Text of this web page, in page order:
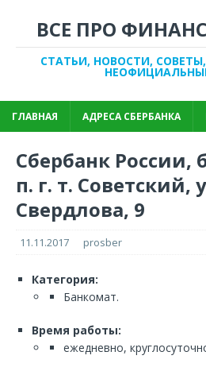
ВСЕ ПРО
СТАТЬИ, НОВОСТИ,
ГЛАВНАЯ АДРЕСА СБЕРБАНКА
Сбербанк России,
п. г. т. Советский,
Свердлова, 9
11.11.2017 prosber
Категория:
Банкомат.
Время работы:
ежедневно,